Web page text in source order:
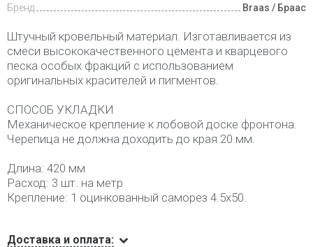
Бренд
Braas / Браас
Штучный кровельный материал. Изготавливается из
смеси высококачественного цемента и кварцевого
песка особых фракций с использованием
оригинальных красителей и пигментов.
СПОСОБ УКЛАДКИ
Механическое крепление к лобовой доске фронтона.
Черепица не должна доходить до края 20 мм.
Длина: 420 мм
Расход: 3 шт. на метр
Крепление: 1 оцинкованный саморез 4.5х50.
Доставка и оплата: